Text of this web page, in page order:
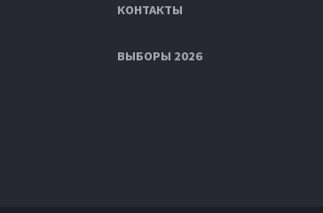
КОНТАКТЫ
ВЫБОРЫ 2026